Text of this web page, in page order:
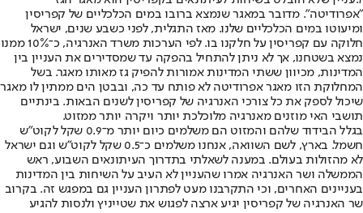
"אפרודיטה". מדובר במאגר שנמצא ברובו במים הכלכליים של קפריסין
ומיעוטו במים הכלכליים שלנו. מאז התגלית, לפני כשבע שנים, ישראל
חלוקה עם קפריסין על חלקנו בו. לפי הערכות משרד האנרגיה, כ־10% ממנו
נמצא בשטחנו, אך לא ניתן להתחיל בהפקה עד שמסדירים את העניין בין
המדינות, מכיוון ששתי המדינות אמורות להפיק גז מאותו מאגר. בשל
המחלוקת הזו מאגר אפרודיטה לא פותח עד כה, ובבטן הים ממתין לו מאגר
שיכול לספק את כל צורכי האנרגיה של קפריסין לשנים הבאות. בינתיים
תושבי האי מוזנים מאנרגיה מלוכלכת יותר ויקרה יותר ממזוט.
בגלל הבידוד שלהם והמזוט הם משלמים כיום יותר מ־0.9 שקל לקוט"ש
חשמל. בארץ, לשם השוואה, אנחנו משלמים כ־0.5 שקל לקוט"ש וגם ישראל
לא מהזולות בעולם. במענה לשאלתי בתדרוך העיתונאים השבוע, ראש
הממשלה ושר האנרגיה אמרו שהעניין לא העיב על השיחות בין המדינות
בעניינים האחרים, וכי התקרבנו מעט לפתרון העניין גם במפגש זה. בקרוב
שר האנרגיה של קפריסין יגיע ארצה לפגוש את שטייניץ ולנסות להגיע